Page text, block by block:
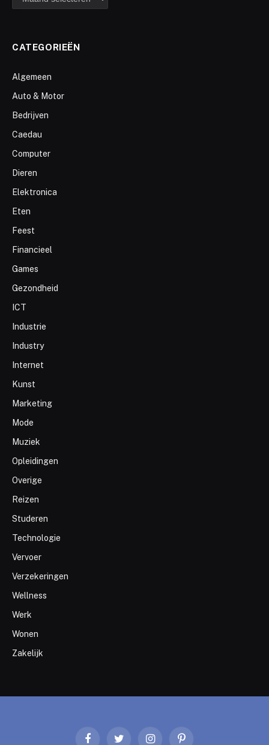
CATEGORIEËN
Algemeen
Auto & Motor
Bedrijven
Caedau
Computer
Dieren
Elektronica
Eten
Feest
Financieel
Games
Gezondheid
ICT
Industrie
Industry
Internet
Kunst
Marketing
Mode
Muziek
Opleidingen
Overige
Reizen
Studeren
Technologie
Vervoer
Verzekeringen
Wellness
Werk
Wonen
Zakelijk